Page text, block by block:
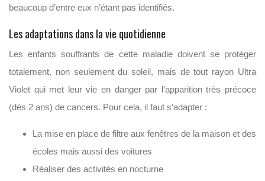
beaucoup d’entre eux n’étant pas identifiés.
Les adaptations dans la vie quotidienne
Les enfants souffrants de cette maladie doivent se protéger
totalement, non seulement du soleil, mais de tout rayon Ultra
Violet qui met leur vie en danger par l’apparition très précoce
(dès 2 ans) de cancers. Pour cela, il faut s’adapter :
La mise en place de filtre aux fenêtres de la maison et des
écoles mais aussi des voitures
Réaliser des activités en nocturne